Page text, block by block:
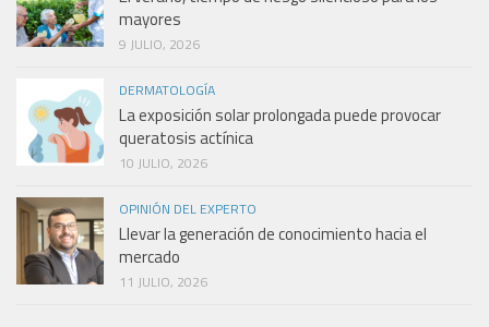
mayores
9 JULIO, 2026
DERMATOLOGÍA
La exposición solar prolongada puede provocar
queratosis actínica
10 JULIO, 2026
OPINIÓN DEL EXPERTO
Llevar la generación de conocimiento hacia el
mercado
11 JULIO, 2026